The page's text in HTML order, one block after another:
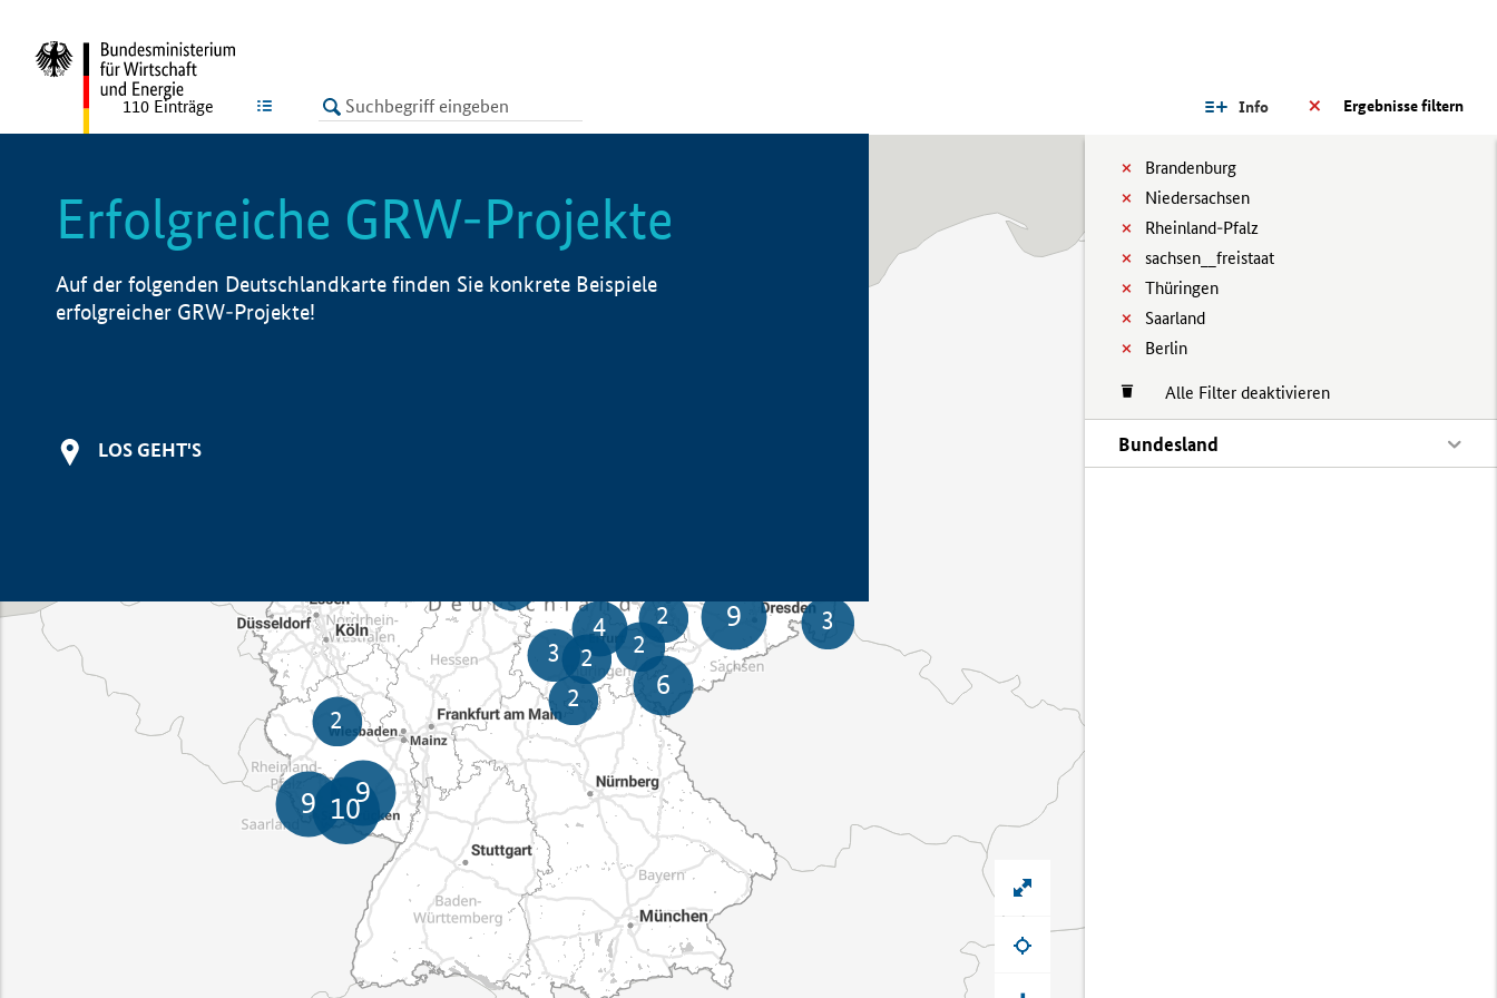
LISTE Ergebnisse filtern
Info
Brandenburg
Niedersachsen
Rheinland-Pfalz
sachsen__freistaat
Thüringen
Saarland
Berlin
Alle Filter deaktivieren
Bundesland
110 Einträge
Erfolgreiche GRW-Projekte
Auf der folgenden Deutschlandkarte finden Sie konkrete Beispiele
erfolgreicher GRW-Projekte!
LOS GEHT'S